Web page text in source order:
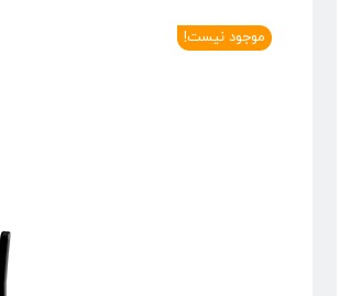
موجود نیست!